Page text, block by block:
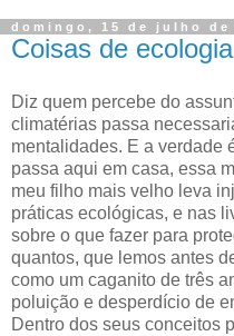
domingo, 15 de julho de
Coisas de ecologia
Diz quem percebe do
climatérias passa
mentalidades. E a verdade
passa aqui em casa, essa
meu filho mais velho leva
práticas ecológicas, e nas
sobre o que fazer para
quantos, que lemos antes
como um caganito de três
poluição e desperdício de
Dentro dos seus conceitos